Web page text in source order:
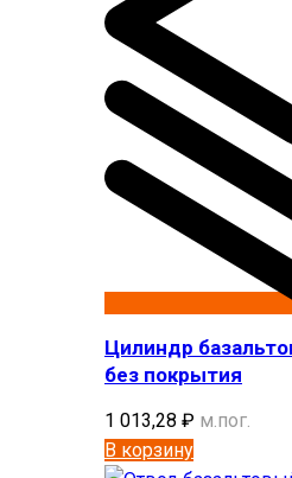
Цилиндр
без покрытия
1 013,28 ₽ м.пог.
В корзину